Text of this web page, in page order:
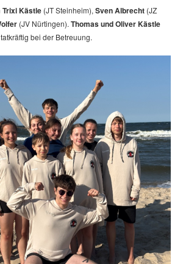
Trixi Kästle (JT Steinheim), Sven Albrecht (JZ
(JV Nürtingen). Thomas und Oliver Kästle
bei der Betreuung.